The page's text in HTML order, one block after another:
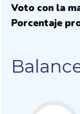
Voto con la
Porcentaje